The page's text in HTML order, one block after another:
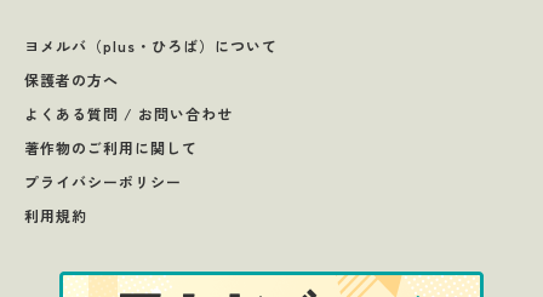
ヨメルバ（plus・ひろば）について
保護者の方へ
よくある質問 / お問い合わせ
著作物のご利用に関して
プライバシーポリシー
利用規約